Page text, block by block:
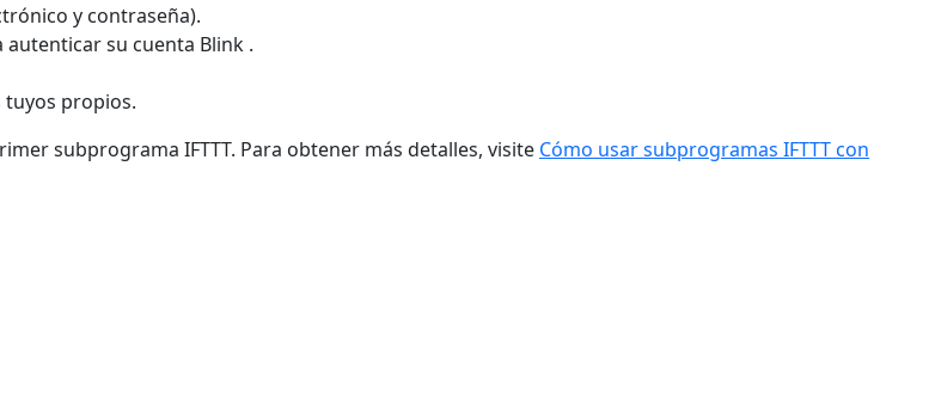
y contraseña).
su cuenta Blink .
tuyos propios.
subprograma IFTTT. Para obtener más detalles, visite Cómo usar subprogramas IFTTT con